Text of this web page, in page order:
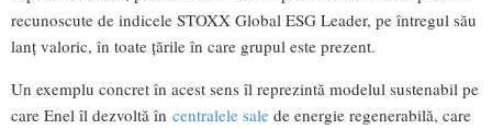
recunoscute de indicele STOXX Global ESG Leader, pe întregul său
lanț valoric, în toate țările în care grupul este prezent.
Un exemplu concret în acest sens îl reprezintă modelul sustenabil pe
care Enel îl dezvoltă în centralele sale de energie regenerabilă, care